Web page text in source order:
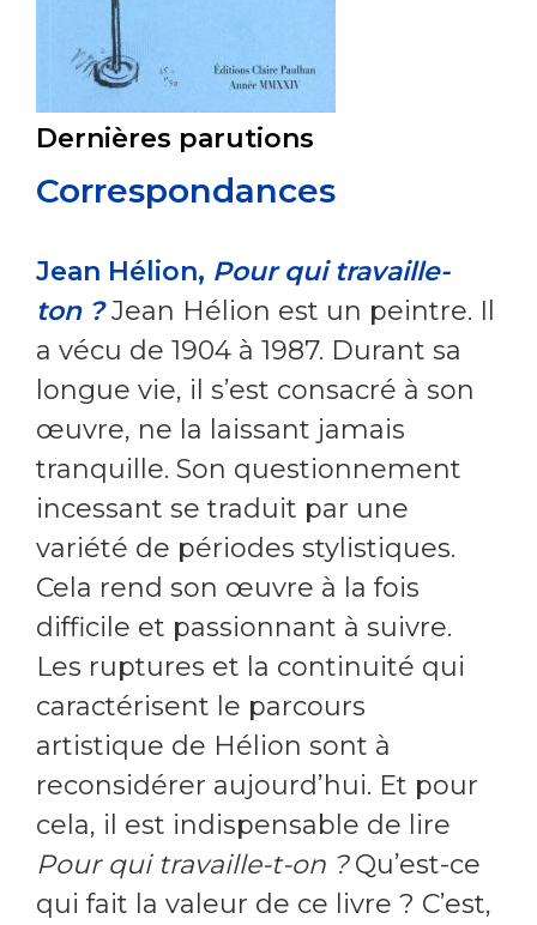
Dernières parutions
Correspondances
Jean Hélion, Pour qui travaille-
ton ? Jean Hélion est un peintre. Il
a vécu de 1904 à 1987. Durant sa
longue vie, il s’est consacré à son
œuvre, ne la laissant jamais
tranquille. Son questionnement
incessant se traduit par une
variété de périodes stylistiques.
Cela rend son œuvre à la fois
difficile et passionnant à suivre.
Les ruptures et la continuité qui
caractérisent le parcours
artistique de Hélion sont à
reconsidérer aujourd’hui. Et pour
cela, il est indispensable de lire
Pour qui travaille-t-on ?Qu’est-ce
qui fait la valeur de ce livre ? C’est,